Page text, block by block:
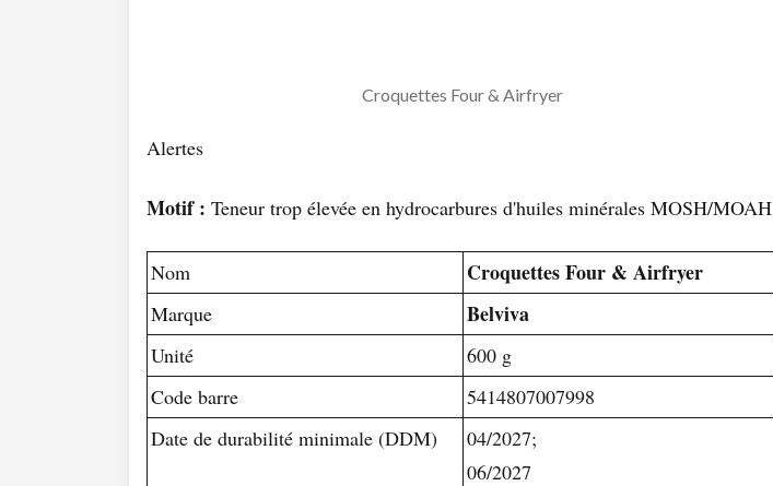
Croquettes Four & Airfryer
Alertes
Motif : Teneur trop élevée en hydrocarbures d'huiles minérales MOSH/MOAH
Nom Croquettes Four & Airfryer
Marque Belviva
Unité
600 g
Code barre
5414807007998
Date de durabilité minimale (DDM)
04/2027;
06/2027